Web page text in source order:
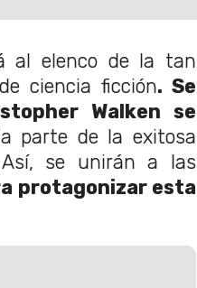
al elenco de la tan
ciencia ficción. Se
Walken se
parte de la exitosa
Así, se unirán a las
protagonizar esta